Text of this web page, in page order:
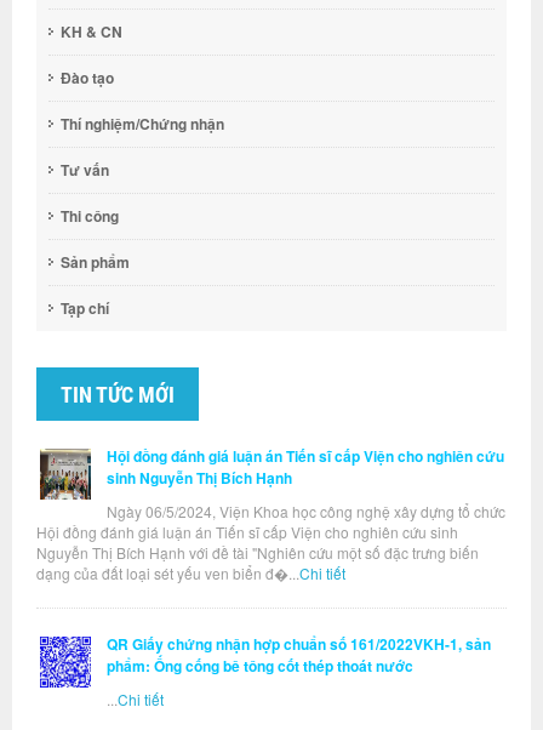
KH & CN
Đào tạo
Thí nghiệm/Chứng nhận
Tư vấn
Thi công
Sản phẩm
Tạp chí
TIN TỨC MỚI
Hội đồng đánh giá luận án Tiến sĩ cấp Viện cho nghiên cứu
sinh Nguyễn Thị Bích Hạnh
Ngày 06/5/2024, Viện Khoa học công nghệ xây dựng tổ chức
Hội đồng đánh giá luận án Tiến sĩ cấp Viện cho nghiên cứu sinh
Nguyễn Thị Bích Hạnh với đề tài "Nghiên cứu một số đặc trưng biến
dạng của đất loại sét yếu ven biển đ�... Chi tiết
QR Giấy chứng nhận hợp chuẩn số 161/2022VKH-1, sản
phẩm: Ống cống bê tông cốt thép thoát nước
Chi tiết